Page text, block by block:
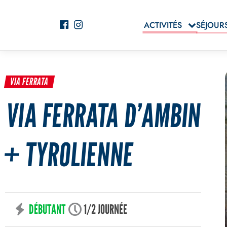
ACTIVITÉS
VIA FERRATA
VIA FERRATA D’AMBIN
+ TYROLIENNE
DÉBUTANT 1/2 JOURNÉE